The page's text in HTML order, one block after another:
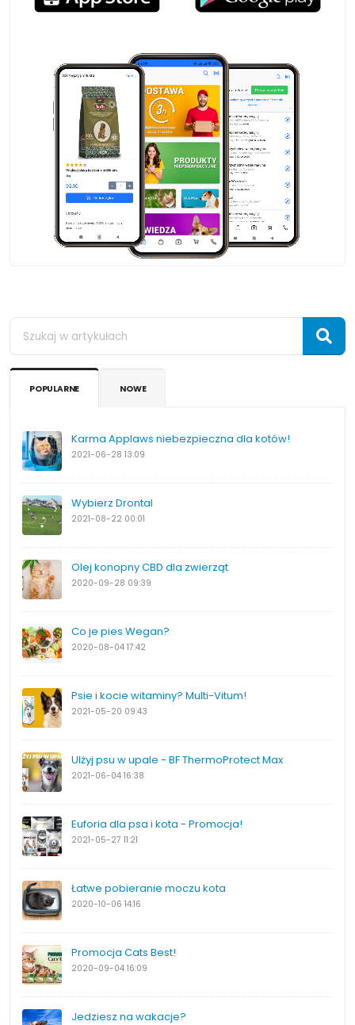
POPULARNE NOWE
Karma Applaws niebezpieczna dla kotów!
2021-06-28 13:09
Wybierz Drontal
2021-08-22 00:01
Olej konopny CBD dla zwierząt
2020-09-28 09:39
Co je pies Wegan?
2020-08-04 17:42
Psie i kocie witaminy? Multi-Vitum!
2021-05-20 09:43
Ulżyj psu w upale - BF ThermoProtect Max
2021-06-04 16:38
Euforia dla psa i kota - Promocja!
2021-05-27 11:21
Łatwe pobieranie moczu kota
2020-10-06 14:16
Promocja Cats Best!
2020-09-04 16:09
Jedziesz na wakacje?